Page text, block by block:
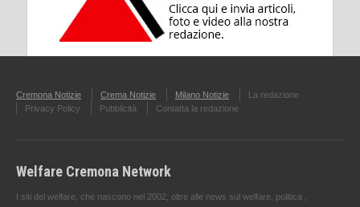
Cremona Notizie Crema Notizie Milano Notizie
La redazione
Privacy Policy
Pubblicità Contatta la redazione
Welfare Cremona Network
I siti del welfare, che nascono nel 2002, oltre alle news sul welfare, politica ,